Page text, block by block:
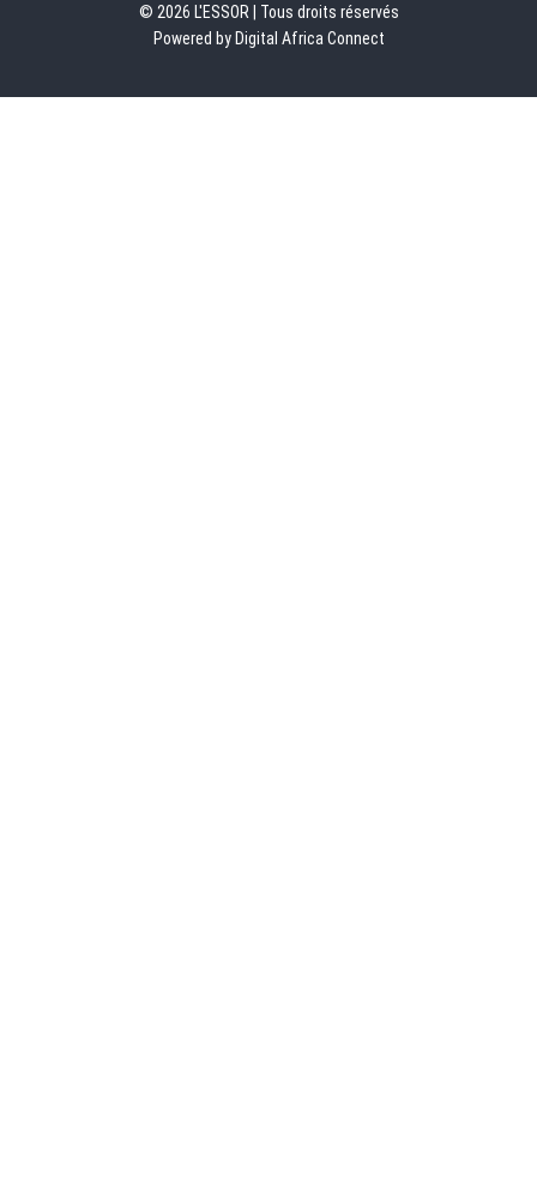
© 2026 L'ESSOR | Tous droits réservés
Powered by Digital Africa Connect